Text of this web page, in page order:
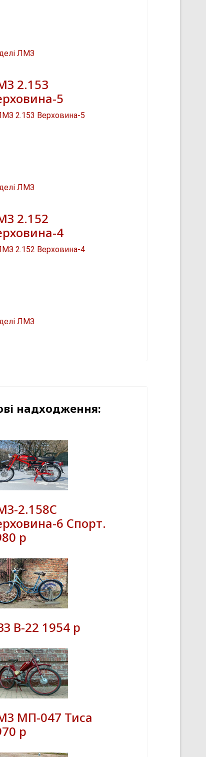
ЛМЗ
2.153
5
ЛМЗ
2.152
4
ЛМЗ
надходження:
2.158С
6 Спорт.
р
В-22 1954 р
МП-047 Тиса
р